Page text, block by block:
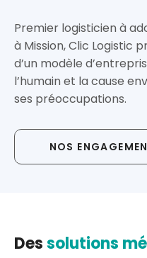
Premier logisticien à
à Mission, Clic Logistic
d’un modèle
l’humain et la cause
ses préoccupations.
NOS
Dessolutions